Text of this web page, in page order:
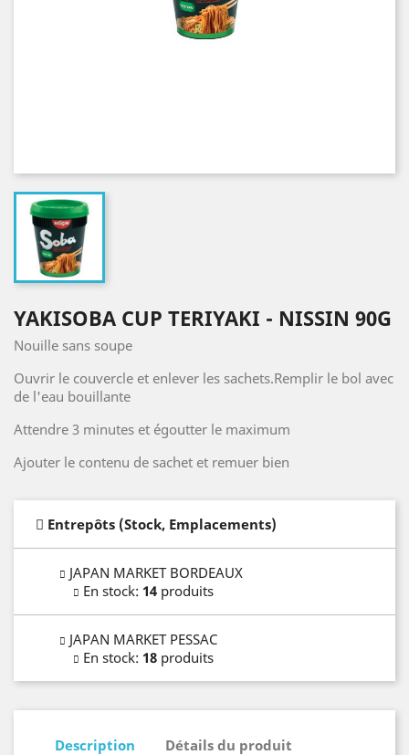
YAKISOBA CUP TERIYAKI - NISSIN 90G
Nouille sans soupe
Ouvrir le couvercle et enlever les sachets.Remplir le bol avec
de l'eau bouillante
Attendre 3 minutes et égoutter le maximum
Ajouter le contenu de sachet et remuer bien
Entrepôts (Stock, Emplacements)
JAPAN MARKET BORDEAUX
En stock: 14 produits
JAPAN MARKET PESSAC
En stock: 18 produits
Description Détails du produit